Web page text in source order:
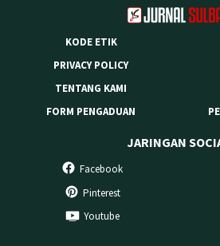
KODE ETIK
PRIVACY POLICY
TENTANG KAMI
FORM PENGADUAN
JARINGAN
Facebook
Pinterest
Youtube